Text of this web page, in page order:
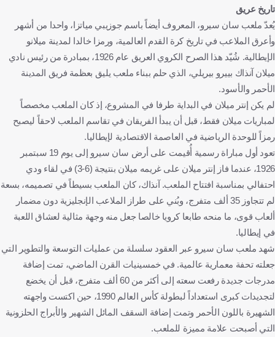
تاريخ عريق
يُعدّ ملعب سان سيرو، المعروف أيضاً باسم جوزيبي مياتزا، واحدا من أشهر
وأعرق الملاعب في تاريخ كرة القدم العالمية، ورمزا خالدا لمدينة ميلانو
الإيطالية. شُيّد هذا الصرح الكروي العريق عام 1926، بمبادرة من رئيس نادي
ميلان آنذاك بييرو بيريلي، الذي حلم ببناء ملعب يليق بعظمة فريق المدينة
الأحمر والأسود.
لم يكن إنتر ميلان في البداية طرفا في المشروع، إذ كان الملعب مخصصاً
لمباريات ميلان فقط، قبل أن يبدأ الفريقان في تقاسم الملعب لاحقاً ليصبح
رمزاً للوحدة الرياضية في العاصمة الاقتصادية لإيطاليا.
تعود أول مباراة رسمية أُقيمت على أرض سان سيرو إلى يوم 19 سبتمبر
1926، عندما فاز إنتر ميلان على غريمه ميلان بنتيجة (6-3) في لقاء ودي
احتفالي بمناسبة افتتاح الملعب. آنذاك، كان الملعب بسيطاً في تصميمه، بسعة
لم تتجاوز 35 ألف متفرج، وبُني على طراز الملاعب الإنجليزية دون مضمار
ألعاب قوى، ما منحه طابعا كرويا خالصا جعل منه وجهة مثالية لعشاق اللعبة
في إيطاليا.
شهد ملعب سان سيرو عبر العقود سلسلة من عمليات التوسعة والتطوير التي
جعلته تحفة معمارية عالمية. في خمسينيات القرن الماضي، تمت إضافة
مدرجات جديدة رفعت سعته إلى أكثر من 60 ألف متفرج، قبل أن يخضع
لتجديدات كبرى استعداداً لبطولة كأس العالم 1990، حين اكتست واجهته
الشهيرة باللون الأحمر وتمت إضافة السقف المائل الشهير والأبراج الحلزونية
التي أصبحت علامة مميزة للملعب.